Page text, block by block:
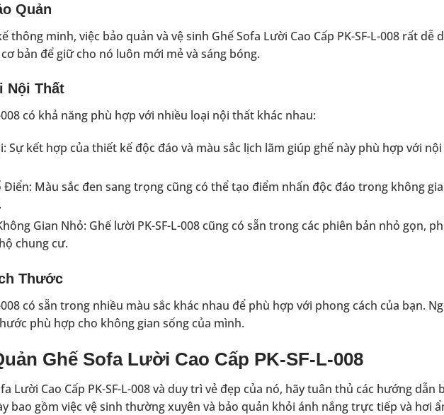
Quản
thông minh, việc bảo quản và vệ sinh Ghế Sofa Lười Cao Cấp PK-SF-L-008 rất dễ
bản để giữ cho nó luôn mới mẻ và sáng bóng.
Nội Thất
008 có khả năng phù hợp với nhiều loại nội thất khác nhau:
Sự kết hợp của thiết kế độc đáo và màu sắc lịch lãm giúp ghế này phù hợp với
Điển: Màu sắc đen sang trọng cũng có thể tạo điểm nhấn độc đáo trong không
Gian Nhỏ: Ghế lười PK-SF-L-008 cũng có sẵn trong các phiên bản nhỏ gọn,
chung cư.
Thước
008 có sẵn trong nhiều màu sắc khác nhau để phù hợp với phong cách của bạn.
phù hợp cho không gian sống của mình.
Ghế Sofa Lười Cao Cấp PK-SF-L-008
Lười Cao Cấp PK-SF-L-008 và duy trì vẻ đẹp của nó, hãy tuân thủ các hướng dẫn
bao gồm việc vệ sinh thường xuyên và bảo quản khỏi ánh nắng trực tiếp và hơi